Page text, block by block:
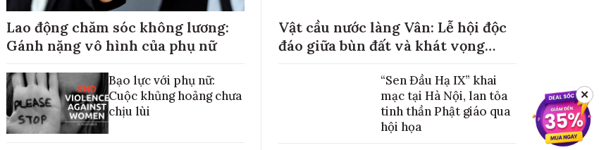
Lao động chăm sóc không lương:
Gánh nặng vô hình của phụ nữ
Bạo lực với phụ nữ:
Cuộc khủng hoảng chưa
chịu lùi
Vật cầu nước làng Vân: Lễ hội độc
đáo giữa bùn đất và khát vọng
“Sen Đầu Hạ IX” khai
mạc tại Hà Nội, lan tỏa
tinh thần Phật giáo qua
hội họa
✕